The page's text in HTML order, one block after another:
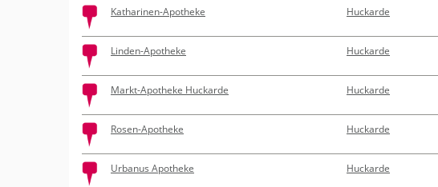
Katharinen-Apotheke Huckarde
Linden-Apotheke Huckarde
Markt-Apotheke Huckarde Huckarde
Rosen-Apotheke Huckarde
Urbanus Apotheke Huckarde